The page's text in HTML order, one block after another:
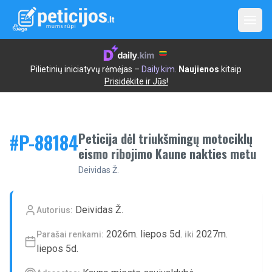
Pilietinių iniciatyvų rėmėjas – Daily.kim Naujienos .kitaip
Prisidėkite ir Jūs!
#P-88184Peticija dėl triukšmingų motociklų
eismo ribojimo Kaune nakties metu
Deividas Ž.
Autorius: Deividas Ž.
Parašai renkami: 2026m. liepos 5d. iki 2027m.
liepos 5d.